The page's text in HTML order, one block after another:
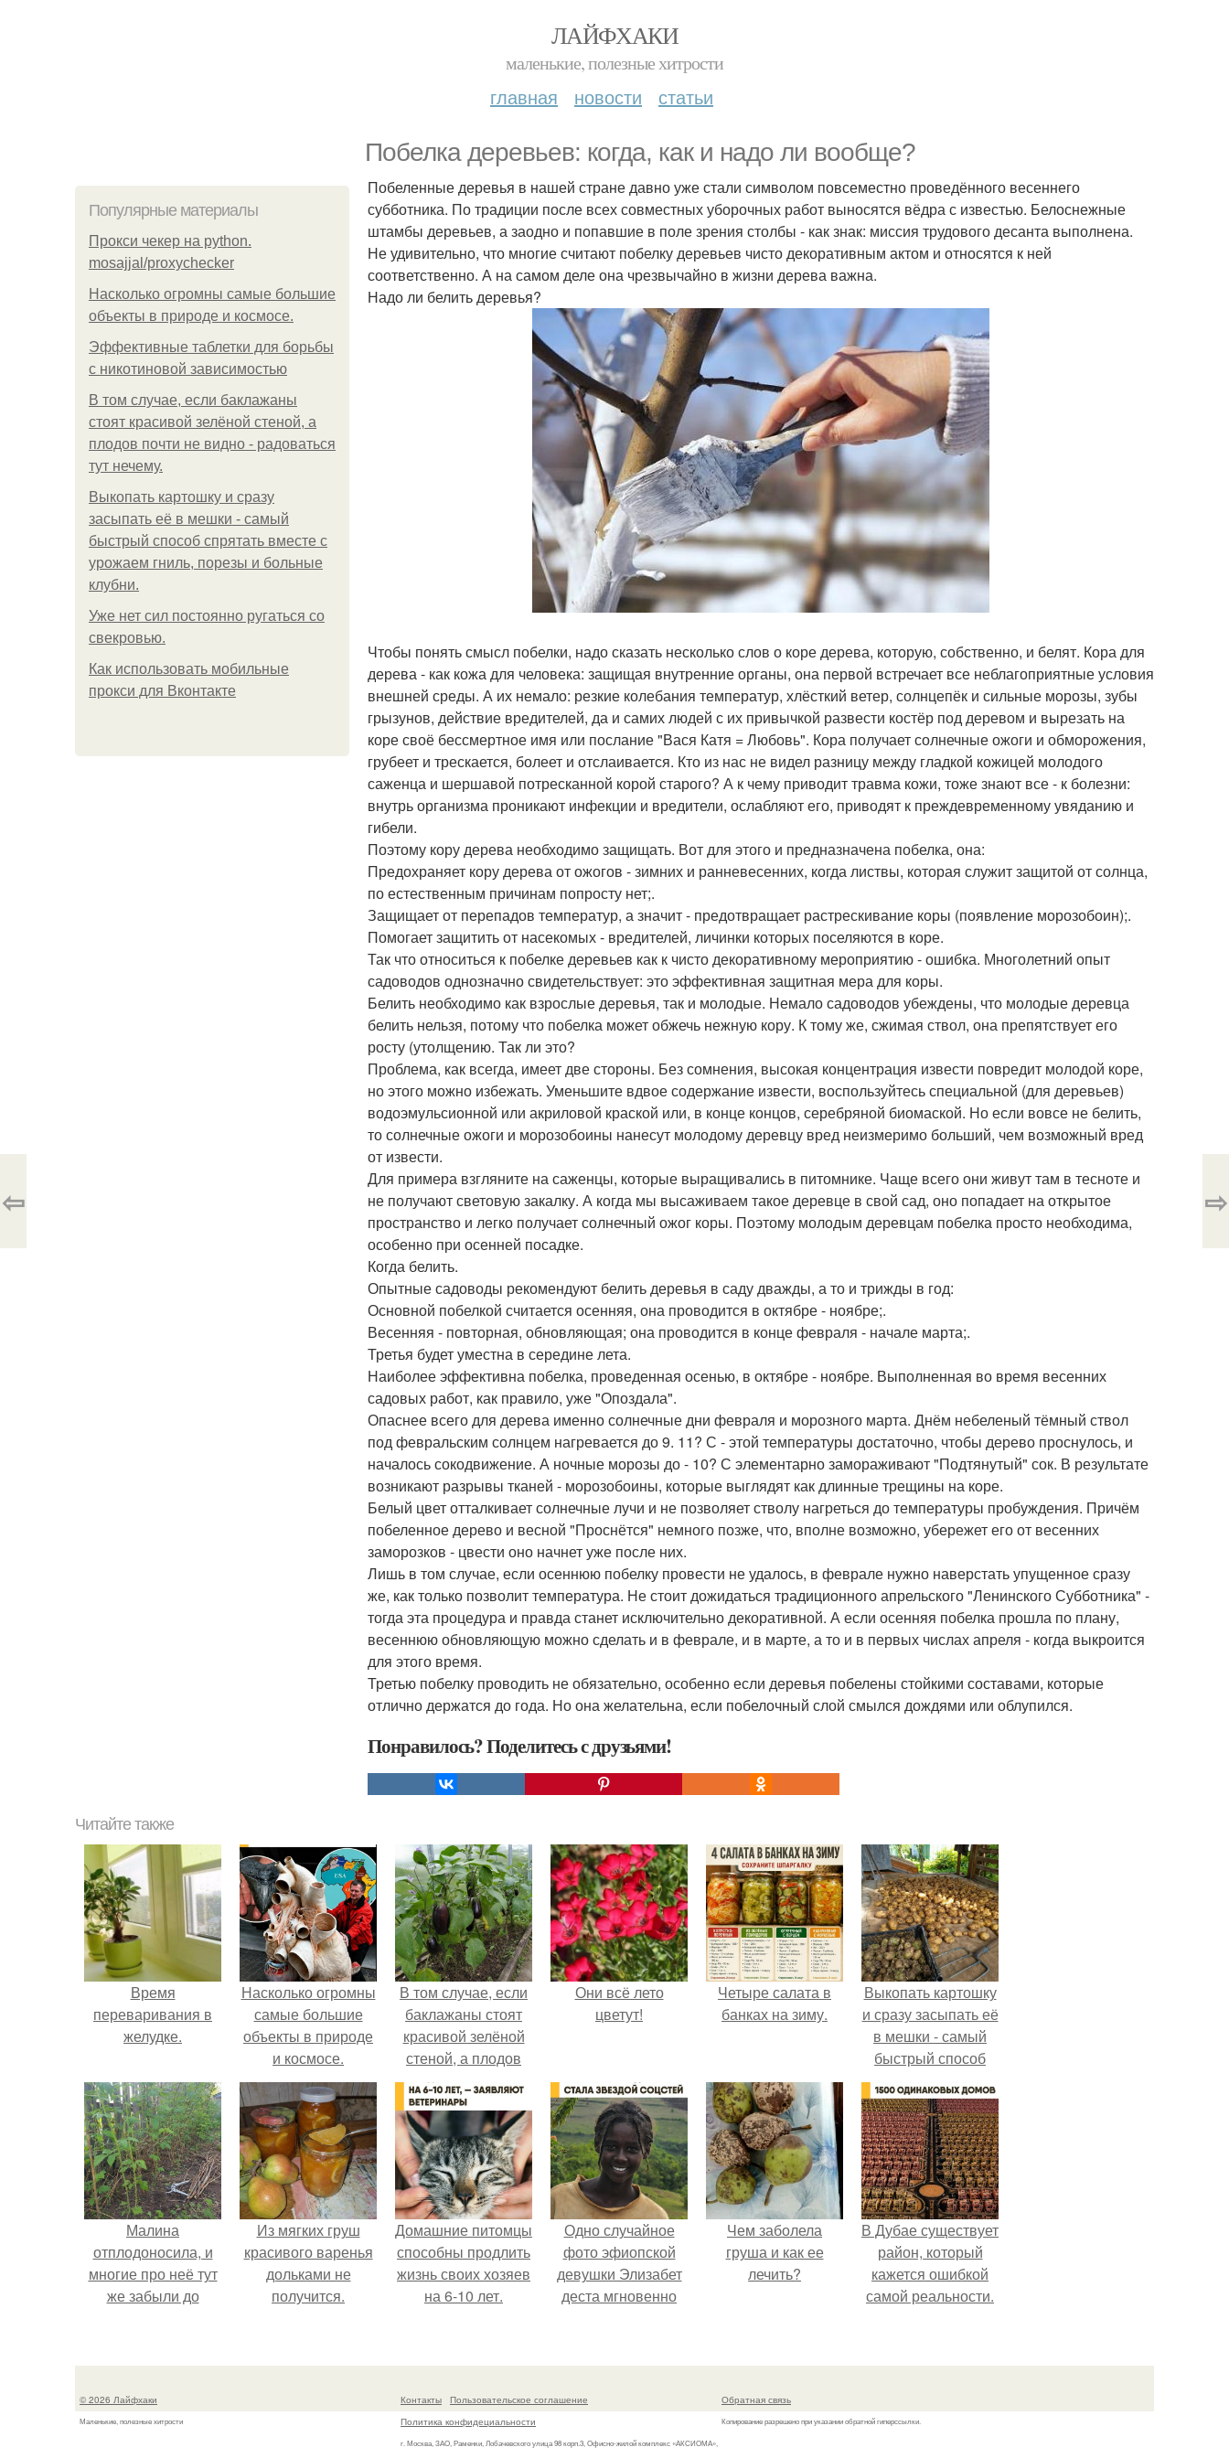
ЛАЙФХАКИ
маленькие, полезные хитрости
главная новости статьи
Побелка деревьев: когда, как и надо ли вообще?
Популярные материалы
Прокси чекер на python.
mosajjal/proxychecker
Насколько огромны самые большие
объекты в природе и космосе.
Эффективные таблетки для борьбы
с никотиновой зависимостью
В том случае, если баклажаны
стоят красивой зелёной стеной, а
плодов почти не видно - радоваться
тут нечему.
Выкопать картошку и сразу
засыпать её в мешки - самый
быстрый способ спрятать вместе с
урожаем гниль, порезы и больные
клубни.
Уже нет сил постоянно ругаться со
свекровью.
Как использовать мобильные
прокси для Вконтакте
Побеленные деревья в нашей стране давно уже стали символом повсеместно проведённого весеннего
субботника. По традиции после всех совместных уборочных работ выносятся вёдра с известью. Белоснежные
штамбы деревьев, а заодно и попавшие в поле зрения столбы - как знак: миссия трудового десанта выполнена.
Не удивительно, что многие считают побелку деревьев чисто декоративным актом и относятся к ней
соответственно. А на самом деле она чрезвычайно в жизни дерева важна.
Надо ли белить деревья?
Чтобы понять смысл побелки, надо сказать несколько слов о коре дерева, которую, собственно, и белят. Кора для
дерева - как кожа для человека: защищая внутренние органы, она первой встречает все неблагоприятные условия
внешней среды. А их немало: резкие колебания температур, хлёсткий ветер, солнцепёк и сильные морозы, зубы
грызунов, действие вредителей, да и самих людей с их привычкой развести костёр под деревом и вырезать на
коре своё бессмертное имя или послание "Вася Катя = Любовь". Кора получает солнечные ожоги и обморожения,
грубеет и трескается, болеет и отслаивается. Кто из нас не видел разницу между гладкой кожицей молодого
саженца и шершавой потресканной корой старого? А к чему приводит травма кожи, тоже знают все - к болезни:
внутрь организма проникают инфекции и вредители, ослабляют его, приводят к преждевременному увяданию и
гибели.
Поэтому кору дерева необходимо защищать. Вот для этого и предназначена побелка, она:
Предохраняет кору дерева от ожогов - зимних и ранневесенних, когда листвы, которая служит защитой от солнца,
по естественным причинам попросту нет;.
Защищает от перепадов температур, а значит - предотвращает растрескивание коры (появление морозобоин);.
Помогает защитить от насекомых - вредителей, личинки которых поселяются в коре.
Так что относиться к побелке деревьев как к чисто декоративному мероприятию - ошибка. Многолетний опыт
садоводов однозначно свидетельствует: это эффективная защитная мера для коры.
Белить необходимо как взрослые деревья, так и молодые. Немало садоводов убеждены, что молодые деревца
белить нельзя, потому что побелка может обжечь нежную кору. К тому же, сжимая ствол, она препятствует его
росту (утолщению. Так ли это?
Проблема, как всегда, имеет две стороны. Без сомнения, высокая концентрация извести повредит молодой коре,
но этого можно избежать. Уменьшите вдвое содержание извести, воспользуйтесь специальной (для деревьев)
водоэмульсионной или акриловой краской или, в конце концов, серебряной биомаской. Но если вовсе не белить,
то солнечные ожоги и морозобоины нанесут молодому деревцу вред неизмеримо больший, чем возможный вред
от извести.
Для примера взгляните на саженцы, которые выращивались в питомнике. Чаще всего они живут там в тесноте и
не получают световую закалку. А когда мы высаживаем такое деревце в свой сад, оно попадает на открытое
пространство и легко получает солнечный ожог коры. Поэтому молодым деревцам побелка просто необходима,
осoбенно при осенней посадке.
Когда белить.
Опытные садоводы рекомендуют белить деревья в саду дважды, а то и трижды в год:
Основной побелкой считается осенняя, она проводится в октябре - ноябре;.
Весенняя - повторная, обновляющая; она проводится в конце февраля - начале марта;.
Третья будет уместна в середине лета.
Наиболее эффективна побелка, проведенная осенью, в октябре - ноябре. Выполненная во время весенних
садовых работ, как правило, уже "Опоздала".
Опаснее всего для дерева именно солнечные дни февраля и морозного марта. Днём небеленый тёмный ствол
под февральским солнцем нагревается до 9. 11? С - этой температуры достаточно, чтобы дерево проснулось, и
началось сокодвижение. А ночные морозы до - 10? С элементарно замораживают "Подтянутый" сок. В результате
возникают разрывы тканей - морозобоины, которые выглядят как длинные трещины на коре.
Белый цвет отталкивает солнечные лучи и не позволяет стволу нагреться до температуры пробуждения. Причём
побеленное дерево и весной "Проснётся" немного позже, что, вполне возможно, убережет его от весенних
заморозков - цвести оно начнет уже после них.
Лишь в том случае, если осеннюю побелку провести не удалось, в феврале нужно наверстать упущенное сразу
же, как только позволит температура. Не стоит дожидаться традиционного апрельского "Ленинского Субботника" -
тогда эта процедура и правда станет исключительно декоративной. А если осенняя побелка прошла по плану,
весеннюю обновляющую можно сделать и в феврале, и в марте, а то и в первых числах апреля - когда выкроится
для этого время.
Третью побелку проводить не обязательно, особенно если деревья побелены стойкими составами, которые
отлично держатся до года. Но она желательна, если побелочный слой смылся дождями или облупился.
Понравилось? Поделитесь с друзьями!
⇦ ⇨
Читайте также
Время
переваривания в
желудке.
Насколько огромны
самые большие
объекты в природе
и космосе.
В том случае, если
баклажаны стоят
красивой зелёной
стеной, а плодов
почти не видно -
радоваться тут
нечему.
Они всё лето
цветут!
Четыре салата в
банках на зиму.
Выкопать картошку
и сразу засыпать её
в мешки - самый
быстрый способ
спрятать вместе с
урожаем гниль,
порезы и больные
клубни.
Малина
отплодоносила, и
многие про неё тут
же забыли до
Из мягких груш
красивого варенья
дольками не
получится.
Домашние питомцы
способны продлить
жизнь своих хозяев
на 6-10 лет.
Одно случайное
фото эфиопской
девушки Элизабет
деста мгновенно
сделало её новой
Чем заболела
груша и как ее
лечить?
В Дубае существует
район, который
кажется ошибкой
самой реальности.
© 2026 Лайфхаки
Маленькие, полезные хитрости
Контакты
Пользовательское соглашение
Политика конфидециальности
г. Москва, ЗАО, Раменки, Лобачевского улица 98 корп.3, Офисно-жилой комплекс «АКСИОМА»,
Обратная связь
Копирование разрешено при указании обратной гиперссылки.